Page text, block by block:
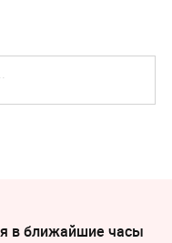
в ближайшие часы